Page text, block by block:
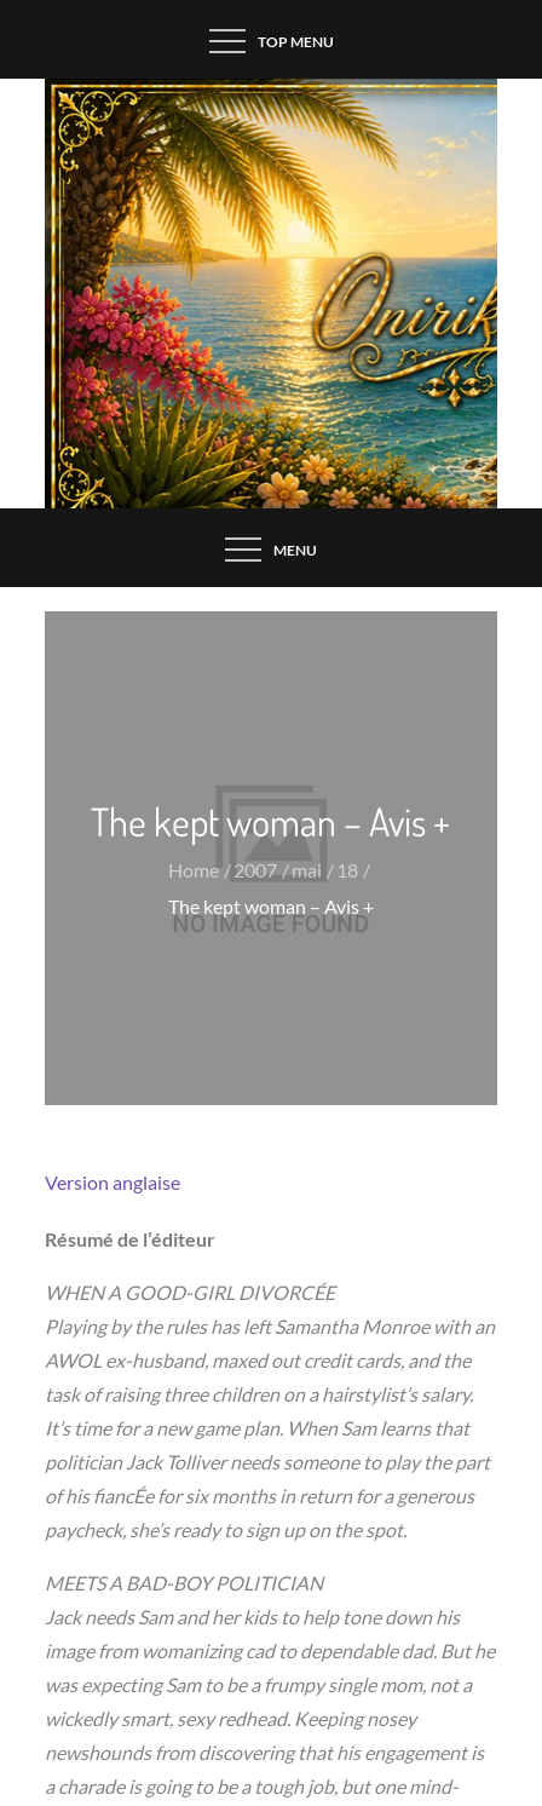
content
TOP MENU
MENU
The kept woman – Avis +
Home 2007 mai
18
The kept woman – Avis +
Version anglaise
Résumé de l’éditeur
WHEN A GOOD-GIRL DIVORCÉE
Playing by the rules has left Samantha Monroe with an
AWOL ex-husband, maxed out credit cards, and the
task of raising three children on a hairstylist’s salary.
It’s time for a new game plan. When Sam learns that
politician Jack Tolliver needs someone to play the part
of his fiancÉe for six months in return for a generous
paycheck, she’s ready to sign up on the spot.
MEETS A BAD-BOY POLITICIAN
Jack needs Sam and her kids to help tone down his
image from womanizing cad to dependable dad. But he
was expecting Sam to be a frumpy single mom, not a
wickedly smart, sexy redhead. Keeping nosey
newshounds from discovering that his engagement is
a charade is going to be a tough job, but one mind-